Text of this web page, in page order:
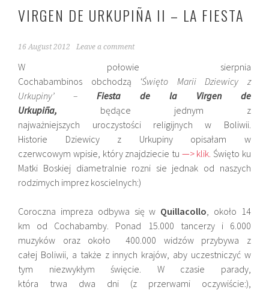
VIRGEN DE URKUPIÑA II – LA FIESTA
16 August 2012 Leave a comment
W połowie sierpnia
Cochabambinos obchodzą ‘Święto Marii Dziewicy z
Urkupiny’ –
Fiesta de la Virgen de
Urkupiña,
będące jednym z
najważniejszych uroczystości religijnych w Boliwii.
Historie Dziewicy z Urkupiny opisałam w
czerwcowym wpisie, który znajdziecie tu —> klik. Święto ku
Matki Boskiej diametralnie rozni sie jednak od naszych
rodzimych imprez koscielnych:)
Coroczna impreza odbywa się w Quillacollo , około 14
km od Cochabamby. Ponad 15.000 tancerzy i 6.000
muzyków oraz około 400.000 widzów przybywa z
całej Boliwii, a także z innych krajów, aby uczestniczyć w
tym niezwykłym święcie. W czasie parady,
która trwa dwa dni (z przerwami oczywiście:),